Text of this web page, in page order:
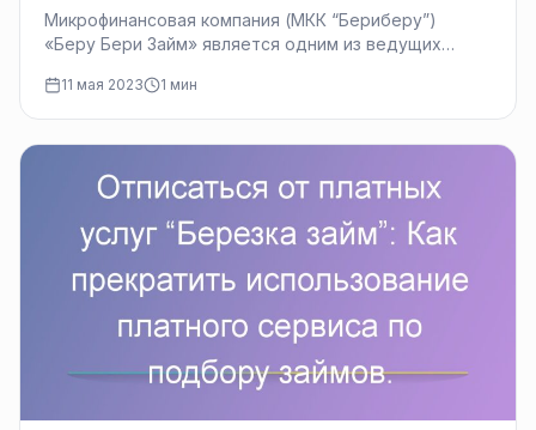
Микрофинансовая компания (МКК “Бериберу”)
«Беру Бери Займ» является одним из ведущих
предоставляет…
11 мая 2023 1 мин